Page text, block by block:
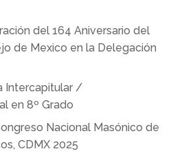
del 164 Aniversario del
de Mexico en la Delegación
Intercapitular /
en 8º Grado
Nacional Masónico de
CDMX 2025